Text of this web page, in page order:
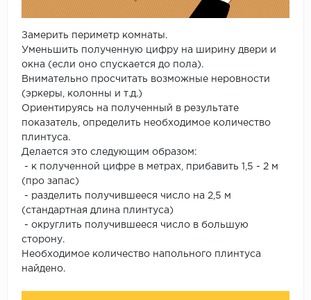
Замерить периметр комнаты.
Уменьшить полученную цифру на ширину двери и
окна (если оно спускается до пола).
Внимательно просчитать возможные неровности
(эркеры, колонны и т.д.)
Ориентируясь на полученный в результате
показатель, определить необходимое количество
плинтуса.
Делается это следующим образом:
- к полученной цифре в метрах, прибавить 1,5 - 2 м
(про запас)
- разделить получившееся число на 2,5 м
(стандартная длина плинтуса)
- округлить получившееся число в большую
сторону.
Необходимое количество напольного плинтуса
найдено.